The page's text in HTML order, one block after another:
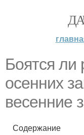
Боятся ли
осенних
весенние
Содержание